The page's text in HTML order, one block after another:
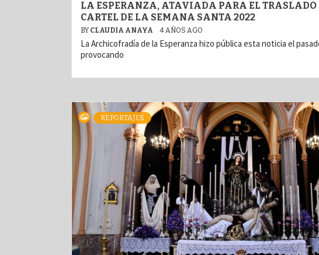
LA ESPERANZA, ATAVIADA PARA EL TRASLADO
CARTEL DE LA SEMANA SANTA 2022
BY CLAUDIA ANAYA 4 AÑOS AGO
La Archicofradía de la Esperanza hizo pública esta noticia el
provocando
REPORTAJES